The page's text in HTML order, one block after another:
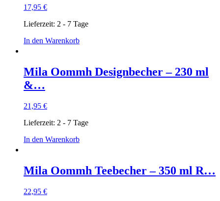
17,95 €
Lieferzeit: 2 - 7 Tage
In den Warenkorb
Mila Oommh Designbecher – 230 ml
&…
21,95 €
Lieferzeit: 2 - 7 Tage
In den Warenkorb
Mila Oommh Teebecher – 350 ml R…
22,95 €